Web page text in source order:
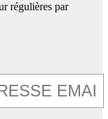
régulières par